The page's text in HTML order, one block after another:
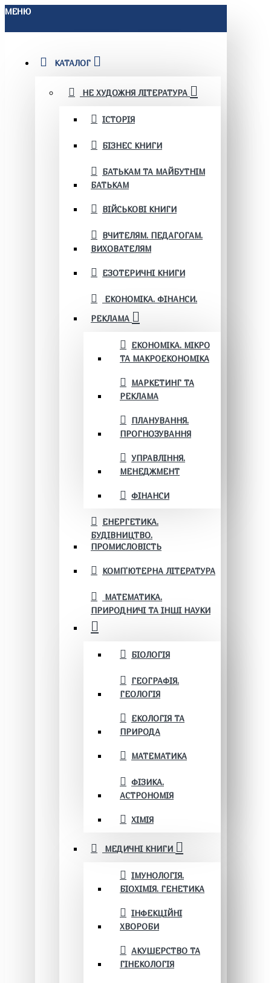
МЕНЮ
КАТАЛОГ
НЕ ХУДОЖНЯ ЛІТЕРАТУРА
ІСТОРІЯ
БІЗНЕС КНИГИ
БАТЬКАМ ТА МАЙБУТНІМ
БАТЬКАМ
ВІЙСЬКОВІ КНИГИ
ВЧИТЕЛЯМ. ПЕДАГОГАМ.
ВИХОВАТЕЛЯМ
ЕЗОТЕРИЧНІ КНИГИ
ЕКОНОМІКА. ФІНАНСИ.
РЕКЛАМА
ЕКОНОМІКА. МІКРО
ТА МАКРОЕКОНОМІКА
МАРКЕТИНГ ТА
РЕКЛАМА
ПЛАНУВАННЯ.
ПРОГНОЗУВАННЯ
УПРАВЛІННЯ.
МЕНЕДЖМЕНТ
ФІНАНСИ
ЕНЕРГЕТИКА.
БУДІВНИЦТВО.
ПРОМИСЛОВІСТЬ
КОМП'ЮТЕРНА ЛІТЕРАТУРА
МАТЕМАТИКА.
ПРИРОДНИЧІ ТА ІНШІ НАУКИ
БІОЛОГІЯ
ГЕОГРАФІЯ.
ГЕОЛОГІЯ
ЕКОЛОГІЯ ТА
ПРИРОДА
МАТЕМАТИКА
ФІЗИКА.
АСТРОНОМІЯ
ХІМІЯ
МЕДИЧНІ КНИГИ
ІМУНОЛОГІЯ.
БІОХІМІЯ. ГЕНЕТИКА
ІНФЕКЦІЙНІ
ХВОРОБИ
АКУШЕРСТВО ТА
ГІНЕКОЛОГІЯ